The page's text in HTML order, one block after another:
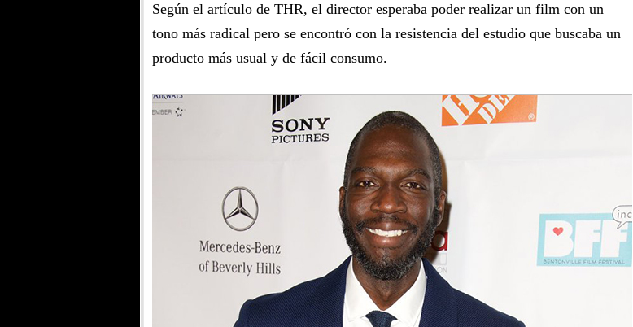
Según el artículo de THR, el director esperaba poder realizar un film con un
tono más radical pero se encontró con la resistencia del estudio que buscaba un
producto más usual y de fácil consumo.